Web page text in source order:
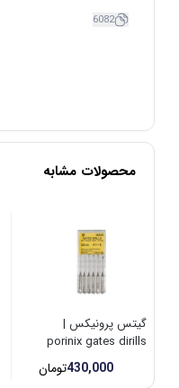
6082
محصولات مشابه
گیتس پرونیکس |
porinix gates dirills
430,000تومان